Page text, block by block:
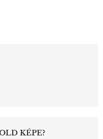
KÉPE?